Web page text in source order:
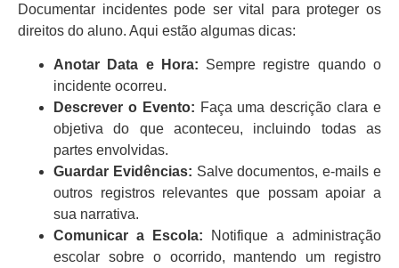
Documentar incidentes pode ser vital para proteger os
direitos do aluno. Aqui estão algumas dicas:
Anotar Data e Hora: Sempre registre quando o
incidente ocorreu.
Descrever o Evento: Faça uma descrição clara e
objetiva do que aconteceu, incluindo todas as
partes envolvidas.
Guardar Evidências: Salve documentos, e-mails e
outros registros relevantes que possam apoiar a
sua narrativa.
Comunicar a Escola: Notifique a administração
escolar sobre o ocorrido, mantendo um registro